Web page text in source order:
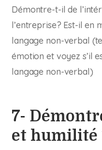
Démontre-t-il de
l’entreprise? Est-il en
langage non-verbal
émotion et voyez s’il
langage non-verbal)
7-
et humilité